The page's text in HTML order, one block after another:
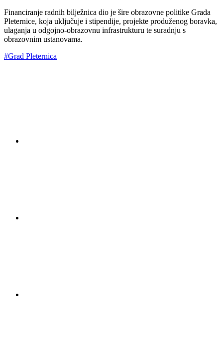
Financiranje radnih bilježnica dio je šire obrazovne politike Grada
Pleternice, koja uključuje i stipendije, projekte produženog boravka,
ulaganja u odgojno-obrazovnu infrastrukturu te suradnju s
obrazovnim ustanovama.
#Grad Pleternica